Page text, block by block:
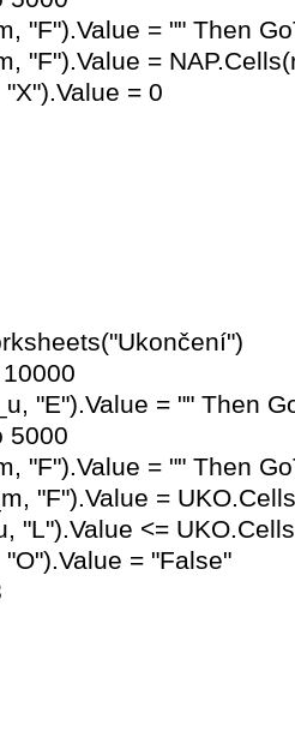
"F").Value = "" Then
"F").Value =
= 0
"E").Value = "" Then
5000
"F").Value = "" Then
"F").Value =
"L").Value <=
= "False"